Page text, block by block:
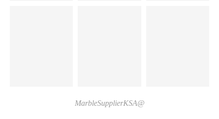
@MarbleSupplierKSA